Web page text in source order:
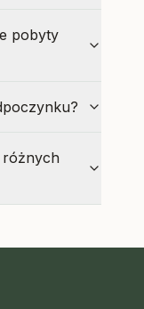
pobyty
różnych